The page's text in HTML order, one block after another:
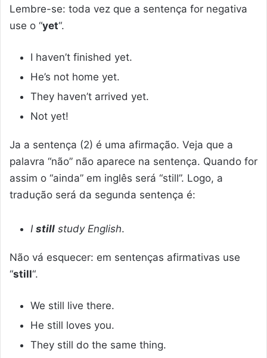
Lembre-se: toda vez que a sentença for negativa
use o “yet“.
I haven’t finished yet.
He’s not home yet.
They haven’t arrived yet.
Not yet!
Ja a sentença (2) é uma afirmação. Veja que a
palavra “não” não aparece na sentença. Quando for
assim o “ainda” em inglês será “still”. Logo, a
tradução será da segunda sentença é:
I still study English.
Não vá esquecer: em sentenças afirmativas use
“still“.
We still live there.
He still loves you.
They still do the same thing.